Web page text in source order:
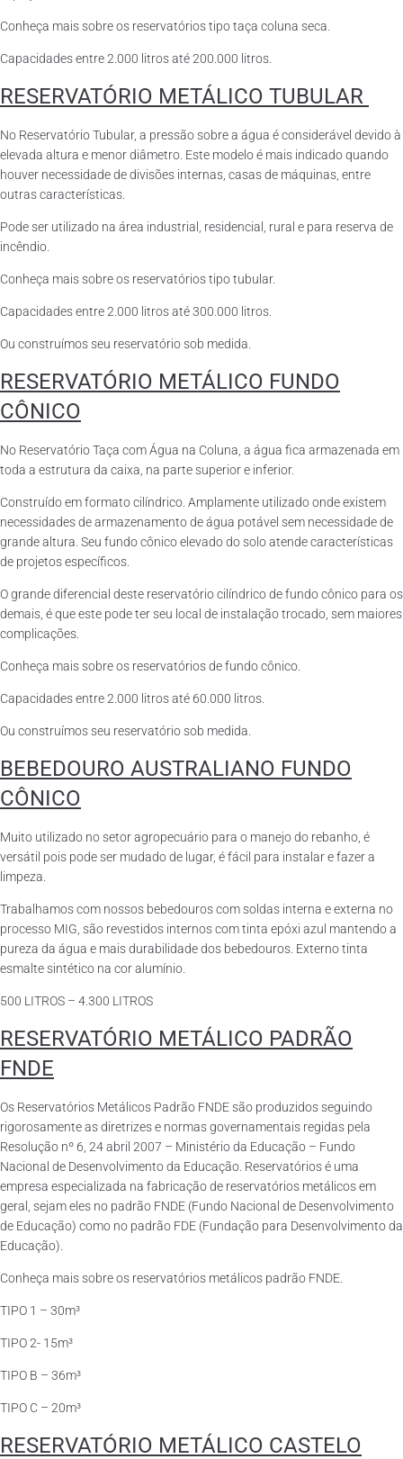
Conheça mais sobre os reservatórios tipo taça coluna seca.
Capacidades entre 2.000 litros até 200.000 litros.
RESERVATÓRIO METÁLICO TUBULAR
No Reservatório Tubular, a pressão sobre a água é considerável devido à
elevada altura e menor diâmetro. Este modelo é mais indicado quando
houver necessidade de divisões internas, casas de máquinas, entre
outras características.
Pode ser utilizado na área industrial, residencial, rural e para reserva de
incêndio.
Conheça mais sobre os reservatórios tipo tubular.
Capacidades entre 2.000 litros até 300.000 litros.
Ou construímos seu reservatório sob medida.
RESERVATÓRIO METÁLICO FUNDO
CÔNICO
No Reservatório Taça com Água na Coluna, a água fica armazenada em
toda a estrutura da caixa, na parte superior e inferior.
Construído em formato cilíndrico. Amplamente utilizado onde existem
necessidades de armazenamento de água potável sem necessidade de
grande altura. Seu fundo cônico elevado do solo atende características
de projetos específicos.
O grande diferencial deste reservatório cilíndrico de fundo cônico para os
demais, é que este pode ter seu local de instalação trocado, sem maiores
complicações.
Conheça mais sobre os reservatórios de fundo cônico.
Capacidades entre 2.000 litros até 60.000 litros.
Ou construímos seu reservatório sob medida.
BEBEDOURO AUSTRALIANO FUNDO
CÔNICO
Muito utilizado no setor agropecuário para o manejo do rebanho, é
versátil pois pode ser mudado de lugar, é fácil para instalar e fazer a
limpeza.
Trabalhamos com nossos bebedouros com soldas interna e externa no
processo MIG, são revestidos internos com tinta epóxi azul mantendo a
pureza da água e mais durabilidade dos bebedouros. Externo tinta
esmalte sintético na cor alumínio.
500 LITROS – 4.300 LITROS
RESERVATÓRIO METÁLICO PADRÃO
FNDE
Os Reservatórios Metálicos Padrão FNDE são produzidos seguindo
rigorosamente as diretrizes e normas governamentais regidas pela
Resolução nº 6, 24 abril 2007 – Ministério da Educação – Fundo
Nacional de Desenvolvimento da Educação. Reservatórios é uma
empresa especializada na fabricação de reservatórios metálicos em
geral, sejam eles no padrão FNDE (Fundo Nacional de Desenvolvimento
de Educação) como no padrão FDE (Fundação para Desenvolvimento da
Educação).
Conheça mais sobre os reservatórios metálicos padrão FNDE.
TIPO 1 – 30m³
TIPO 2- 15m³
TIPO B – 36m³
TIPO C – 20m³
RESERVATÓRIO METÁLICO CASTELO